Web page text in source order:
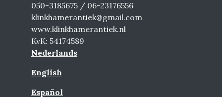
050-3185675 / 06-23176556
klinkhamerantiek@gmail.com
www.klinkhamerantiek.nl
KvK: 54174589
Nederlands
English
Español